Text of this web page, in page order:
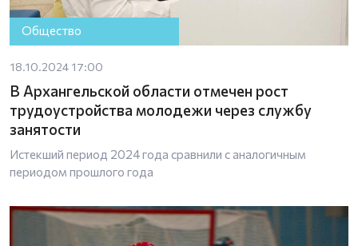
Общество
18.10.2024 17:00
В Архангельской области отмечен рост
трудоустройства молодежи через службу
занятости
Истекший период 2024 года сравнили с аналогичным
периодом прошлого года